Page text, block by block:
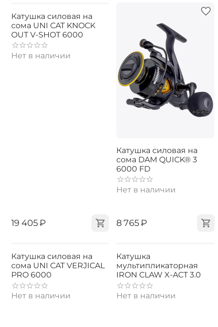
Катушка силовая на
сома UNI CAT KNOCK
OUT V-SHOT 6000
Нет в наличии
‍19 405‍₽
Катушка силовая на
сома DAM QUICK® 3
6000 FD
Нет в наличии
‍8 765‍₽
Катушка силовая на
сома UNI CAT VERJICAL
PRO 6000
Нет в наличии
Катушка
мультипликаторная
IRON CLAW X-ACT 3.0
Нет в наличии